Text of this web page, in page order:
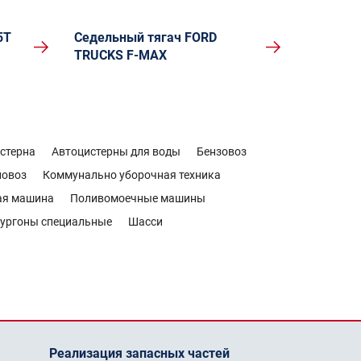
Седельный тягач FORD
TRUCKS F-MAX
Автоцистерны для воды
Бензовоз
Коммунально уборочная техника
машина
Поливомоечные машины
специальные
Шасси
Реализация запасных частей